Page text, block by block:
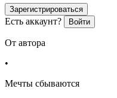
Зарегистрироваться
Есть аккаунт? Войти
От автора
•
Мечты сбываются